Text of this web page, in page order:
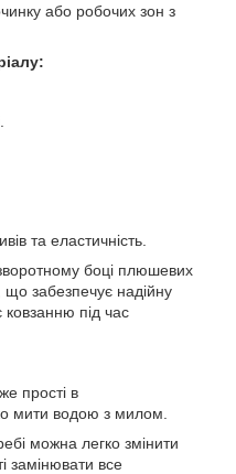
або робочих зон з
та еластичність.
боці плюшевих
що забезпечує надійну
ковзанню під час
прості в
мити водою з милом.
можна легко змінити
замінювати все